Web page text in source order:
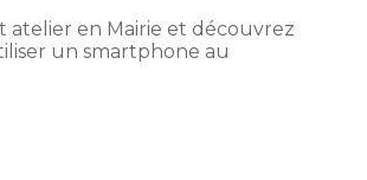
atelier en Mairie et découvrez
un smartphone au